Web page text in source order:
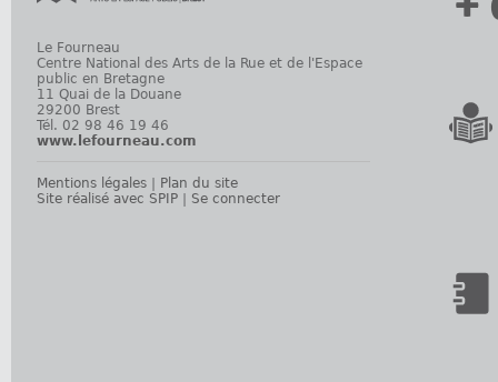
Le Fourneau
Centre National des Arts de la Rue et de l'Espace
public en Bretagne
11 Quai de la Douane
29200 Brest
Tél. 02 98 46 19 46
www.lefourneau.com
Mentions légales
Plan du site
Site réalisé avec SPIP
Se connecter